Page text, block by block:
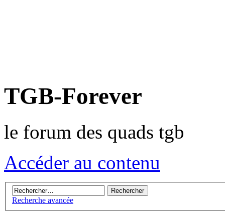
TGB-Forever
le forum des quads tgb
Accéder au contenu
Recherche avancée